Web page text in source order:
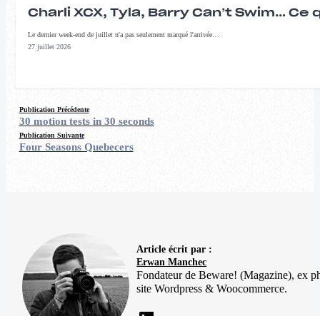
Charli XCX, Tyla, Barry Can’t Swim…
Le dernier week-end de juillet n'a pas seulement marqué l'arrivée…
27 juillet 2026
Publication Précédente
30 motion tests in 30 seconds
Publication Suivante
Four Seasons Quebecers
Article écrit par :
Erwan Manchec
Fondateur de Beware! (Magazine), ex
site Wordpress & Woocommerce.